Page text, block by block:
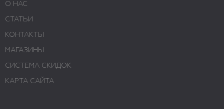
О НАС
СТАТЬИ
КОНТАКТЫ
МАГАЗИНЫ
СИСТЕМА СКИДОК
КАРТА САЙТА